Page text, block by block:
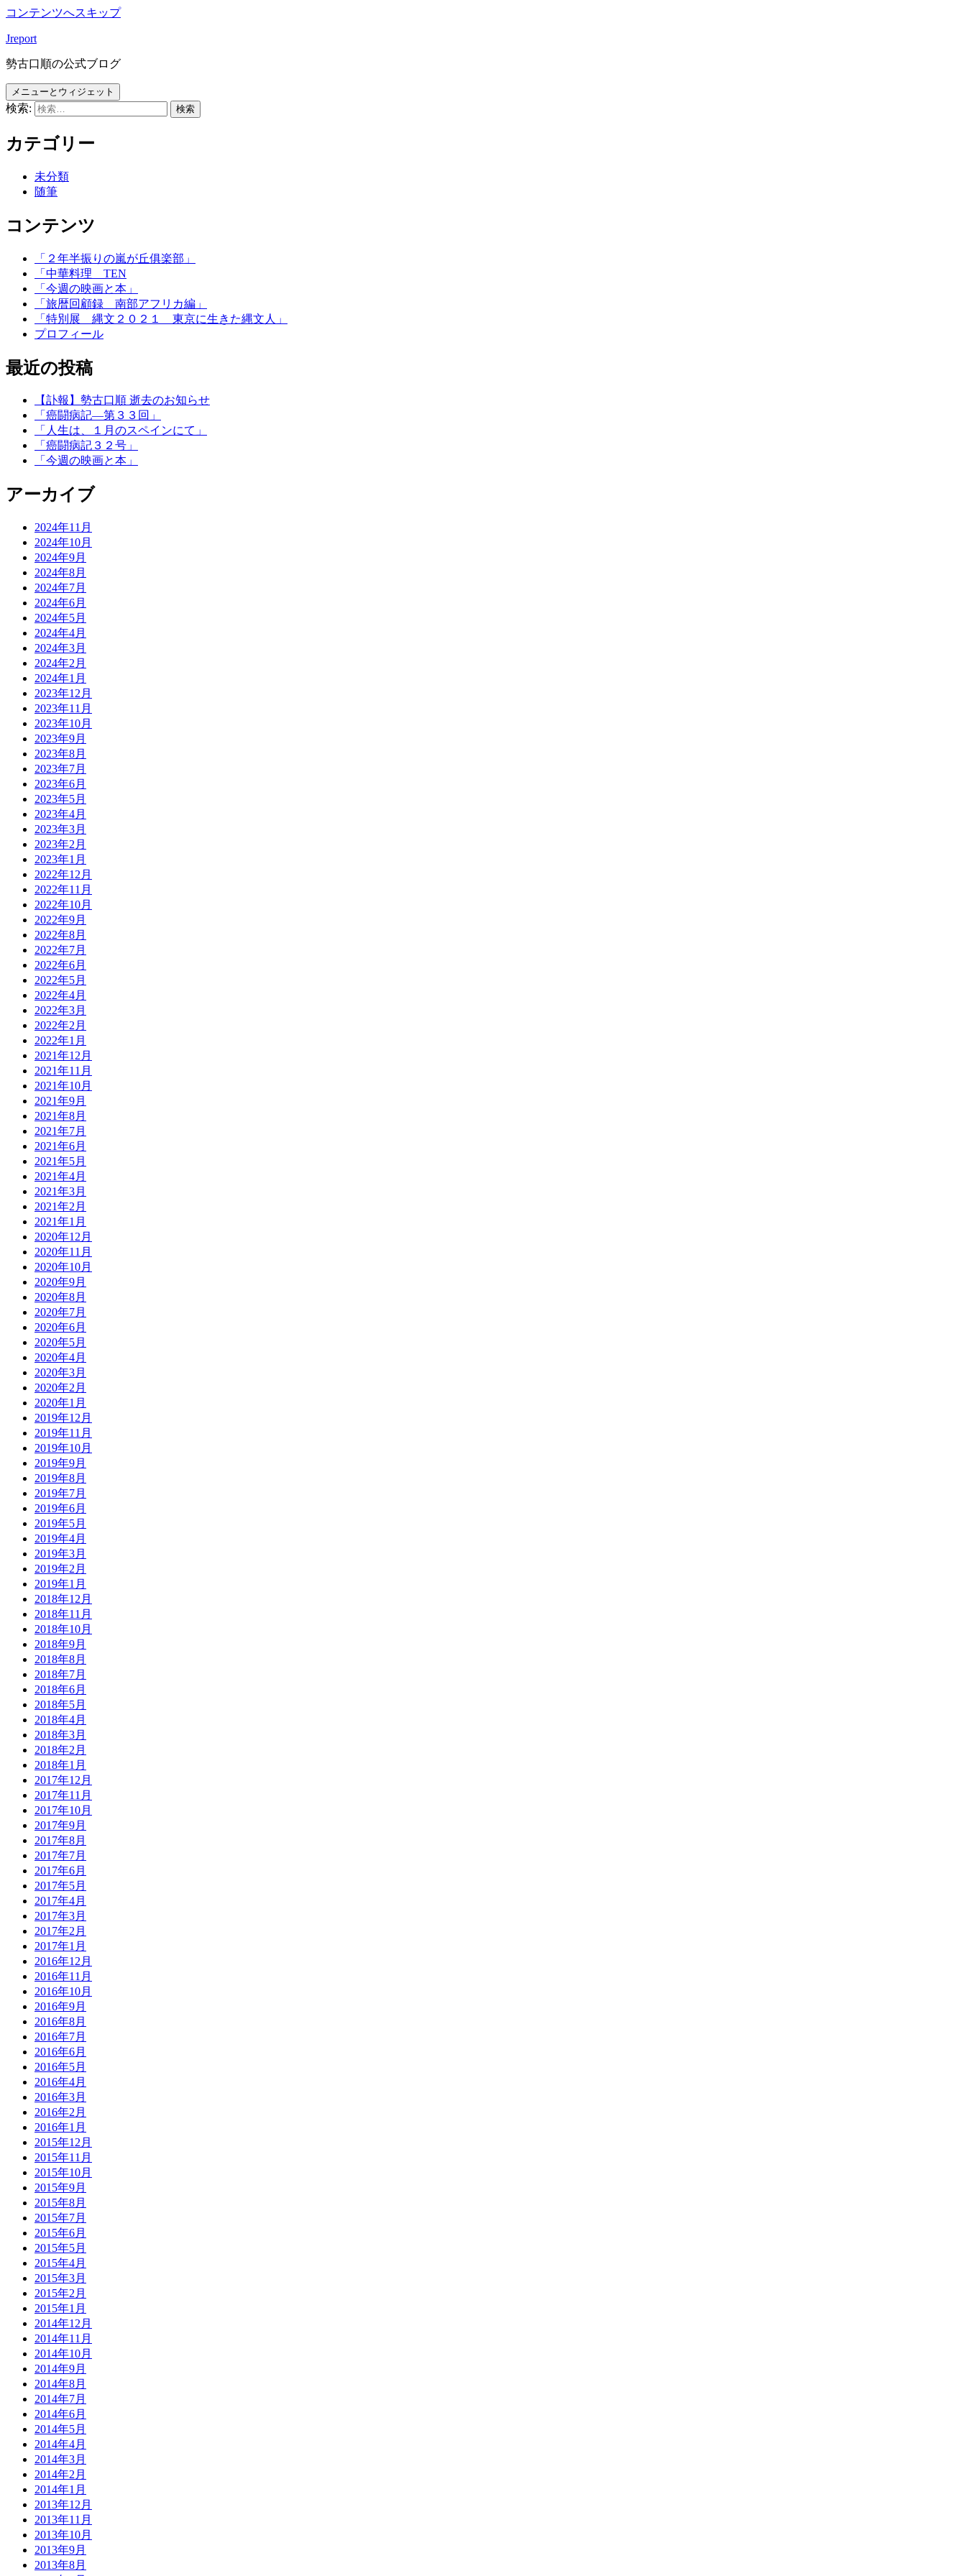
コンテンツへスキップ
Jreport
勢古口順の公式ブログ
メニューとウィジェット
検索:
カテゴリー
未分類
随筆
コンテンツ
「２年半振りの嵐が丘俱楽部」
「中華料理 TEN
「今週の映画と本」
「旅暦回顧録 南部アフリカ編」
「特別展 縄文２０２１ 東京に生きた縄文人」
プロフィール
最近の投稿
【訃報】勢古口順 逝去のお知らせ
「癌闘病記―第３３回」
「人生は、１月のスペインにて」
「癌闘病記３２号」
「今週の映画と本」
アーカイブ
2024年11月
2024年10月
2024年9月
2024年8月
2024年7月
2024年6月
2024年5月
2024年4月
2024年3月
2024年2月
2024年1月
2023年12月
2023年11月
2023年10月
2023年9月
2023年8月
2023年7月
2023年6月
2023年5月
2023年4月
2023年3月
2023年2月
2023年1月
2022年12月
2022年11月
2022年10月
2022年9月
2022年8月
2022年7月
2022年6月
2022年5月
2022年4月
2022年3月
2022年2月
2022年1月
2021年12月
2021年11月
2021年10月
2021年9月
2021年8月
2021年7月
2021年6月
2021年5月
2021年4月
2021年3月
2021年2月
2021年1月
2020年12月
2020年11月
2020年10月
2020年9月
2020年8月
2020年7月
2020年6月
2020年5月
2020年4月
2020年3月
2020年2月
2020年1月
2019年12月
2019年11月
2019年10月
2019年9月
2019年8月
2019年7月
2019年6月
2019年5月
2019年4月
2019年3月
2019年2月
2019年1月
2018年12月
2018年11月
2018年10月
2018年9月
2018年8月
2018年7月
2018年6月
2018年5月
2018年4月
2018年3月
2018年2月
2018年1月
2017年12月
2017年11月
2017年10月
2017年9月
2017年8月
2017年7月
2017年6月
2017年5月
2017年4月
2017年3月
2017年2月
2017年1月
2016年12月
2016年11月
2016年10月
2016年9月
2016年8月
2016年7月
2016年6月
2016年5月
2016年4月
2016年3月
2016年2月
2016年1月
2015年12月
2015年11月
2015年10月
2015年9月
2015年8月
2015年7月
2015年6月
2015年5月
2015年4月
2015年3月
2015年2月
2015年1月
2014年12月
2014年11月
2014年10月
2014年9月
2014年8月
2014年7月
2014年6月
2014年5月
2014年4月
2014年3月
2014年2月
2014年1月
2013年12月
2013年11月
2013年10月
2013年9月
2013年8月